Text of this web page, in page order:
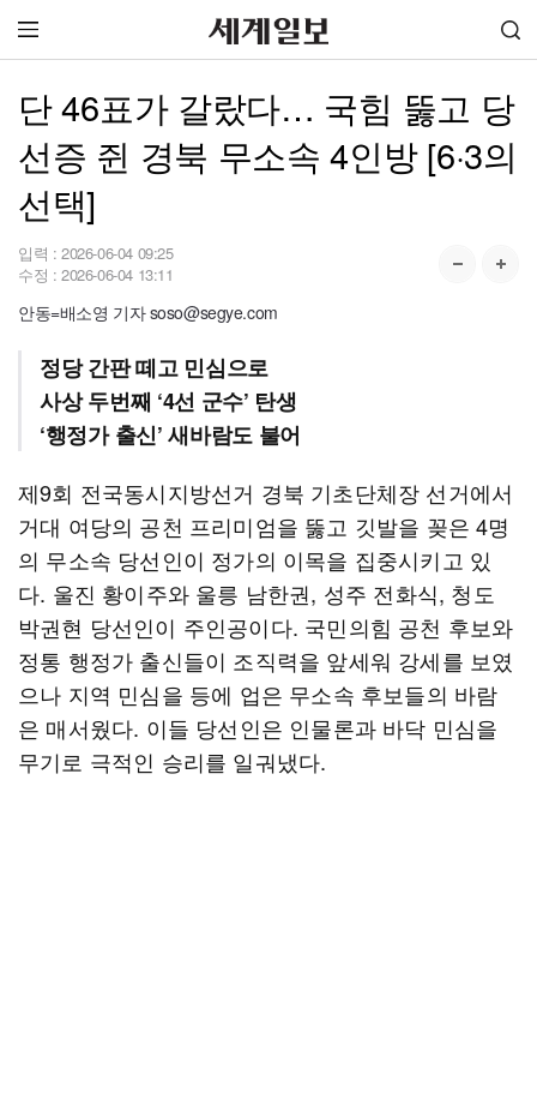
단 46표가 갈랐다… 국힘 뚫고 당
선증 쥔 경북 무소속 4인방 [6·3의
선택]
입력 : 2026-06-04 09:25
수정 : 2026-06-04 13:11
안동=배소영 기자 soso@segye.com
정당 간판 떼고 민심으로
사상 두번째 ‘4선 군수’ 탄생
‘행정가 출신’ 새바람도 불어
제9회 전국동시지방선거 경북 기초단체장 선거에서
거대 여당의 공천 프리미엄을 뚫고 깃발을 꽂은 4명
의 무소속 당선인이 정가의 이목을 집중시키고 있
다. 울진 황이주와 울릉 남한권, 성주 전화식, 청도
박권현 당선인이 주인공이다. 국민의힘 공천 후보와
정통 행정가 출신들이 조직력을 앞세워 강세를 보였
으나 지역 민심을 등에 업은 무소속 후보들의 바람
은 매서웠다. 이들 당선인은 인물론과 바닥 민심을
무기로 극적인 승리를 일궈냈다.